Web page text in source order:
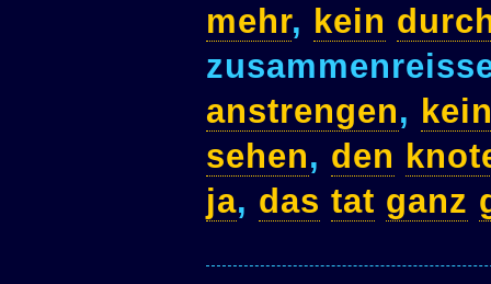
mehr, kein
anstrengen,
sehen, den
ja, das tat ganz